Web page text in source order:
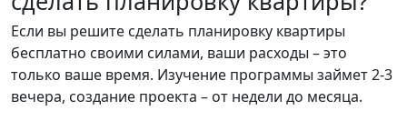
Если вы решите сделать планировку квартиры
бесплатно своими силами, ваши расходы – это
только ваше время. Изучение программы займет 2-3
вечера, создание проекта – от недели до месяца.